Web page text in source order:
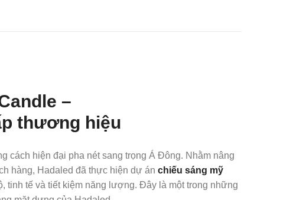
–
thương hiệu
cách hiện đại pha nét sang trọng Á Đông. Nhằm nâng
hàng, Hadaled đã thực hiện dự án chiếu sáng mỹ
tinh tế và tiết kiệm năng lượng. Đây là một trong những